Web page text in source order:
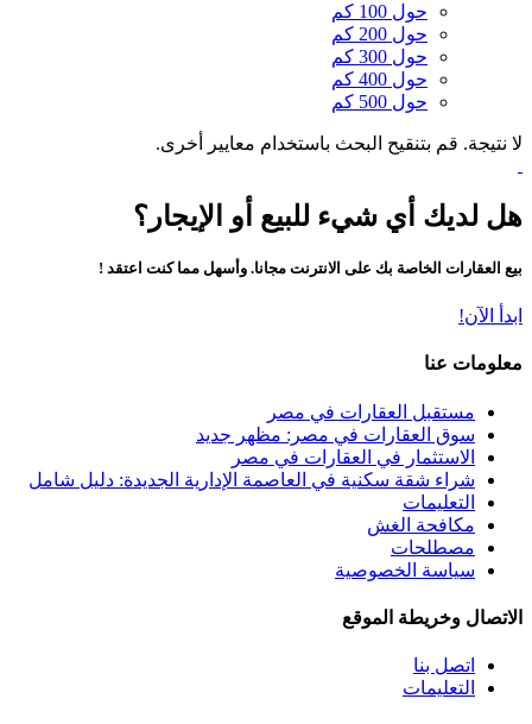
حول 100 كم
حول 200 كم
حول 300 كم
حول 400 كم
حول 500 كم
لا نتيجة. قم بتنقيح البحث باستخدام معايير أخرى.
هل لديك أي شيء للبيع أو الإيجار؟
بيع العقارات الخاصة بك على الانترنت مجانا. وأسهل مما كنت اعتقد !
ابدأ الآن!
معلومات عنا
مستقبل العقارات في مصر
سوق العقارات في مصر: مظهر جديد
الاستثمار في العقارات في مصر
شراء شقة سكنية في العاصمة الإدارية الجديدة: دليل شامل
التعليمات
مكافحة الغش
مصطلحات
سياسة الخصوصية
الاتصال وخريطة الموقع
اتصل بنا
التعليمات